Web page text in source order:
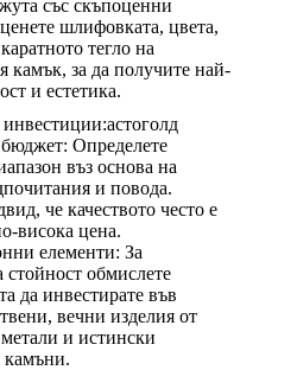
със скъпоценни
шлифовката, цвета,
тегло на
камък, за да получите най-
и естетика.
астоголд
Определете
въз основа на
и повода.
че качеството често е
висока цена.
елементи: За
стойност обмислете
да инвестирате във
вечни изделия от
и истински
камъни.